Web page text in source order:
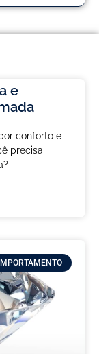
e
conforto e
precisa